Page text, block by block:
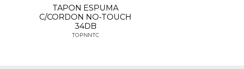
TAPON ESPUMA
C/CORDON NO-TOUCH
34DB
TOPNNTC